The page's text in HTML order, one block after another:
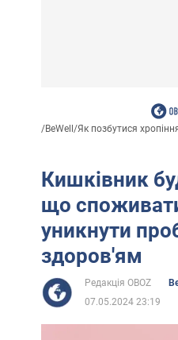
/BeWell/Як позбутися
Кишківник
що
уникнути
здоров'ям
Редакція OBOZ
07.05.2024 23:19